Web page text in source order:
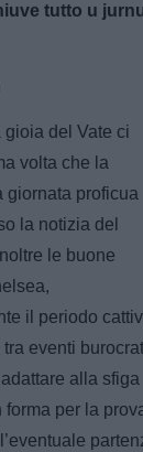
tutto u
gioia del Vate ci
volta che la
giornata proficua
la notizia del
le buone
il periodo
eventi
alla sfiga
per la